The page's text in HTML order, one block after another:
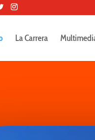
La Carrera